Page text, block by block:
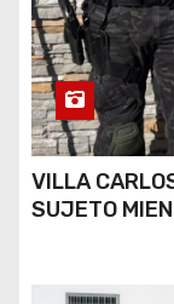
VILLA
SUJETO